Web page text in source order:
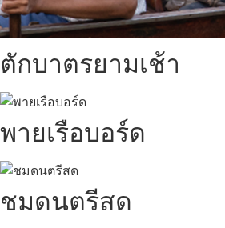
ตักบาตรยามเช้า
พายเรือบอร์ด
ชมดนตรีสด